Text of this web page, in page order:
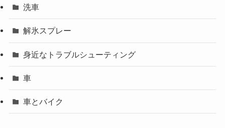
洗車
解氷スプレー
身近なトラブルシューティング
車
車とバイク